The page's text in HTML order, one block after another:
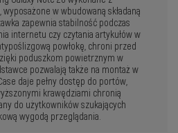
wyposażone w wbudowaną składaną
zapewnia stabilność podczas
internetu czy czytania artykułów w
powłokę, chroni przed
poduszkom powietrznym w
pozwalają także na montaż w
daje pełny dostęp do portów,
krawędziami chronią
do użytkowników szukających
wygodą przeglądania.